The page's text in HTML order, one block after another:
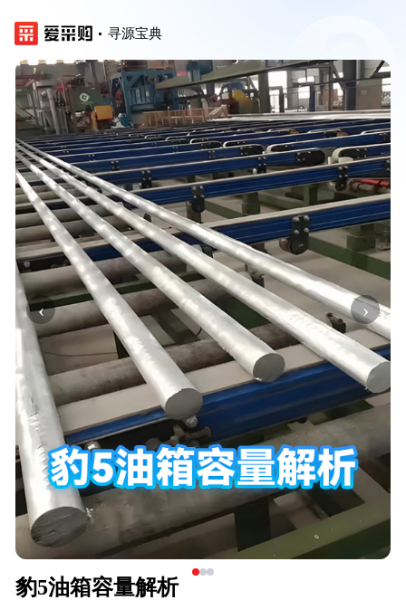
寻源宝典
‹ ›
豹5油箱容量解析